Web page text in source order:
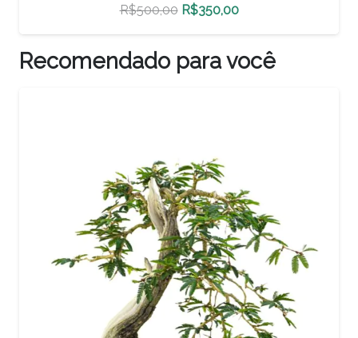
R$500,00 O
preço
original
R$350,00O
preço
atual
Recomendado para você